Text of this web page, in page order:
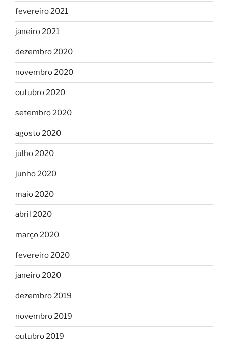
fevereiro 2021
janeiro 2021
dezembro 2020
novembro 2020
outubro 2020
setembro 2020
agosto 2020
julho 2020
junho 2020
maio 2020
abril 2020
março 2020
fevereiro 2020
janeiro 2020
dezembro 2019
novembro 2019
outubro 2019